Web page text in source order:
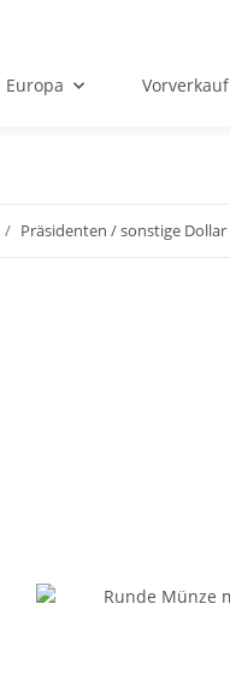
Europa Vorverkauf
Präsidenten / sonstige Dollar